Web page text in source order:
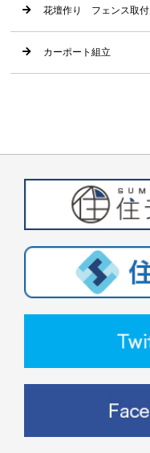
花壇作り フェンス取付
カーポート組立